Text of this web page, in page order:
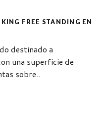
FREE STANDING EN
destinado a
una superficie de
sobre..